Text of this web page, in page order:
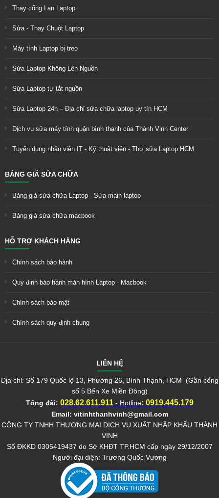
Thay cổng Lan Laptop
Sửa - Thay Chuột Laptop
Máy tính Laptop bị treo
Sửa Laptop Không Lên Nguồn
Sửa Laptop tự tắt nguồn
Sửa Laptop 24h – Địa chỉ sửa chữa laptop uy tín HCM
Dịch vụ sửa máy tính quận bình thạnh của Thành Vinh Center
Tuyển dụng nhân viên IT - Kỹ thuật viên - Thợ sửa Laptop HCM
BẢNG GIÁ SỬA CHỮA
Bảng giá sửa chữa Laptop - Sửa main laptop
Bảng giá sửa chữa macbook
HỖ TRỢ KHÁCH HÀNG
Chính sách bảo hành
Quy định bảo hành màn hình Laptop - Macbook
Chính sách bảo mật
Chính sách quy định chung
LIÊN HỆ
Địa chỉ: Số 179 Quốc lộ 13, Phường 26, Bình Thạnh, HCM (Gần cổng
số 5 Bến Xe Miền Đông)
Tổng đài: 028.62.611.911 - Hotline: 0919.445.179
Email: vitinhthanhvinh@gmail.com
CÔNG TY TNHH THƯƠNG MẠI DỊCH VỤ XUẤT NHẬP KHẨU THÀNH
VINH
Số ĐKKD 0305419437 do Sở KHĐT TP.HCM cấp ngày 29/12/2007
Người đại diện: Trương Quốc Vương